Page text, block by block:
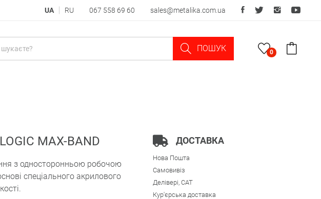
UA RU 067 558 69 60 sales@metalika.com.ua
ПОШУК 0
MAX-BAND
з односторонньою робочою
спеціального акрилового
ДОСТАВКА
Нова Пошта
Самовивіз
Делівері, CAT
Кур'єрська доставка